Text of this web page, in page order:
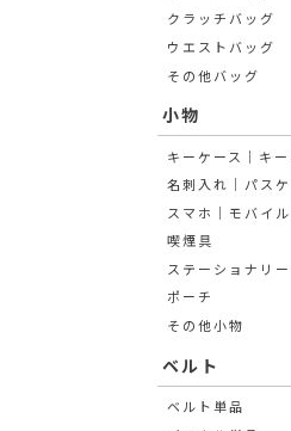
クラッチバッグ
ウエストバッグ
その他バッグ
小物
キーケース│キー
名刺入れ│パスケ
スマホ│モバイル
喫煙具
ステーショナリー
ポーチ
その他小物
ベルト
ベルト単品